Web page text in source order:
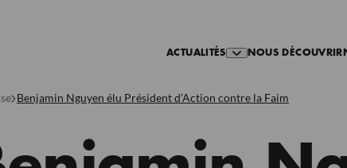
ACTUALITÉS NOUS DÉCOUVRIR
Benjamin Nguyen élu Président d’Action contre la Faim